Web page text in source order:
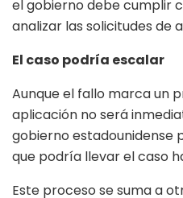
el gobierno debe cumplir
analizar las solicitudes de
El caso podría escalar
Aunque el fallo marca un
aplicación no será
gobierno estadounidense
que podría llevar el caso
Este proceso se suma a